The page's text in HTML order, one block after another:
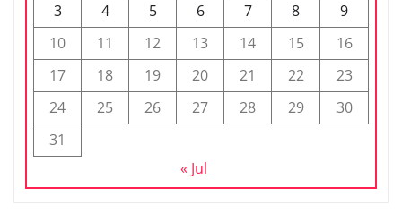
3
4 5 6 7 8
9
10
11 12 13 14 15
16
17
18 19 20 21 22
23
24
25 26 27 28 29
30
31
« Jul